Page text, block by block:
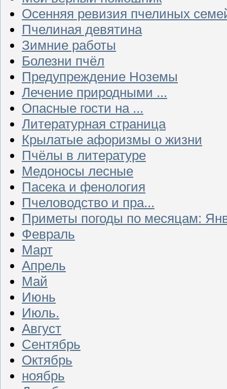
Осенняя ревизия пчелиных
Пчелиная девятина
Зимние работы
Болезни пчёл
Предупреждение Ноземы
Лечение природными ...
Опасные гости на ...
Литературная страница
Крылатые афоризмы о жизни
Пчёлы в литературе
Медоносы лесные
Пасека и фенология
Пчеловодство и пра...
Приметы погоды по месяцам:
Февраль
Март
Апрель
Май
Июнь
Июль.
Август
Сентябрь
Октябрь
ноябрь